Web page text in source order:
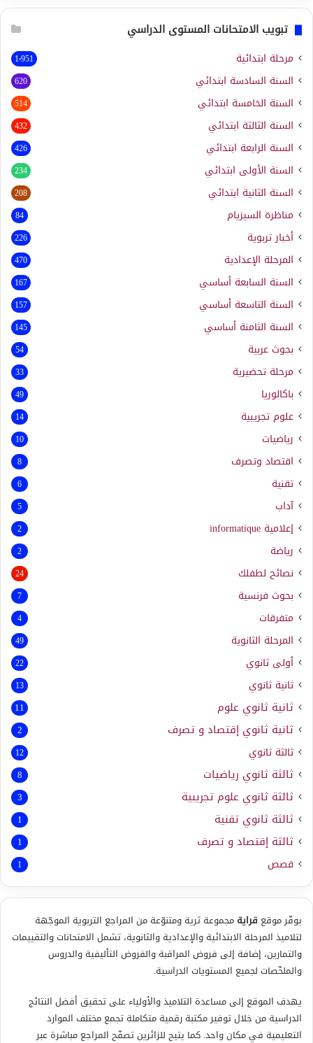
تبويب الامتحانات المستوى الدراسي
مرحلة ابتدائية 1٬951
السنة السادسة ابتدائي 620
السنة الخامسة ابتدائي 514
السنة الثالثة ابتدائي 432
السنة الرابعة ابتدائي 426
السنة الأولى ابتدائي 234
السنة الثانية ابتدائي 208
مناظرة السيزيام 84
أخبار تربوية 226
المرحلة الإعدادية 470
السنة السابعة أساسي 167
السنة التاسعة أساسي 157
السنة الثامنة أساسي 145
بحوث عربية 54
مرحلة تحضيرية 33
باكالوريا 49
علوم تجريبية 14
رياضيات 10
اقتصاد وتصرف 8
تقنية 6
آداب 5
إعلامية informatique
2
رياضة 2
نصائح لطفلك 24
بحوث فرنسية 7
متفرقات 4
المرحلة الثانوية 49
أولى ثانوي 22
ثانية ثانوي 13
ثانية ثانوي علوم 11
ثانية ثانوي إقتصاد و تصرف 2
ثالثة ثانوي 12
ثالثة ثانوي رياضيات 8
ثالثة ثانوي علوم تجريبية 3
ثالثة ثانوي تقنية 1
ثالثة إقتصاد و تصرف 1
قصص 1
يوفّر موقع قرايةمجموعة ثرية ومتنوّعة من المراجع التربوية الموجّهة
لتلاميذ المرحلة الابتدائية والإعدادية والثانوية، تشمل الامتحانات والتقييمات
والتمارين، إضافة إلى فروض المراقبة والفروض التأليفية والدروس
والملخّصات لجميع المستويات الدراسية.
يهدف الموقع إلى مساعدة التلاميذ والأولياء على تحقيق أفضل النتائج
الدراسية من خلال توفير مكتبة رقمية متكاملة تجمع مختلف الموارد
التعليمية في مكان واحد. كما يتيح للزائرين تصفّح المراجع مباشرة عبر